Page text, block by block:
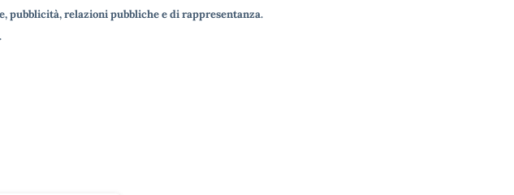
pubblicità, relazioni pubbliche e di rappresentanza.